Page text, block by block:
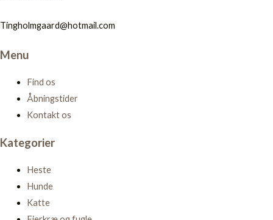
Tingholmgaard@hotmail.com
Menu
Find os
Åbningstider
Kontakt os
Kategorier
Heste
Hunde
Katte